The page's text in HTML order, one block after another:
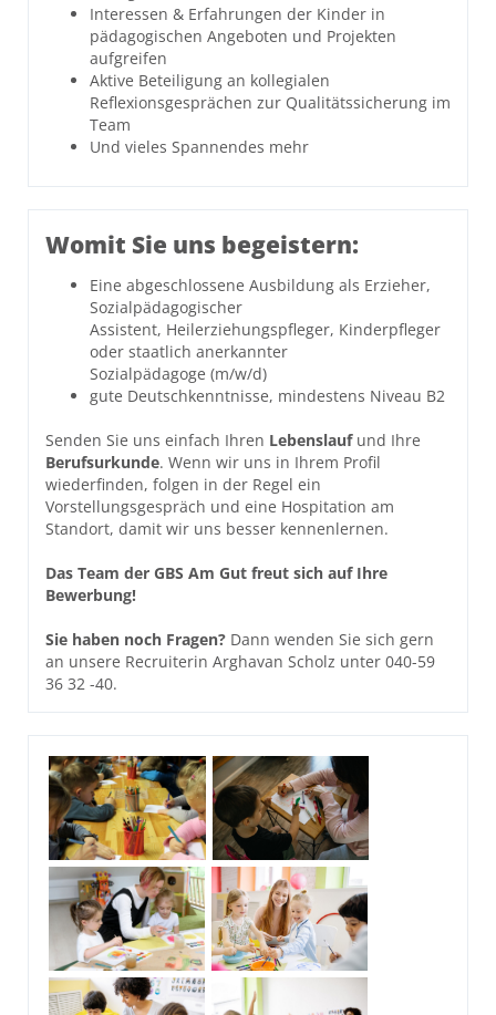
Interessen & Erfahrungen der Kinder in
pädagogischen Angeboten und Projekten
aufgreifen
Aktive Beteiligung an kollegialen
Reflexionsgesprächen zur Qualitätssicherung im
Team
Und vieles Spannendes mehr
Womit Sie uns begeistern:
Eine abgeschlossene Ausbildung als Erzieher,
Sozialpädagogischer
Assistent, Heilerziehungspfleger, Kinderpfleger
oder staatlich anerkannter
Sozialpädagoge (m/w/d)
gute Deutschkenntnisse, mindestens Niveau B2
Senden Sie uns einfach Ihren Lebenslauf und Ihre
Berufsurkunde. Wenn wir uns in Ihrem Profil
wiederfinden, folgen in der Regel ein
Vorstellungsgespräch und eine Hospitation am
Standort, damit wir uns besser kennenlernen.
Das Team der GBS Am Gut freut sich auf Ihre
Bewerbung!
Sie haben noch Fragen? Dann wenden Sie sich gern
an unsere Recruiterin Arghavan Scholz unter 040-59
36 32 -40.